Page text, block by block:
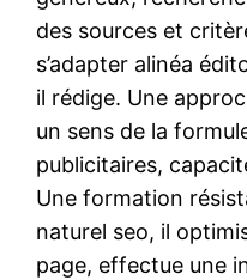
des sources et
s’adapter alinéa
il rédige. Une
un sens de la
publicitaires,
Une formation
naturel seo, il
page, effectue une